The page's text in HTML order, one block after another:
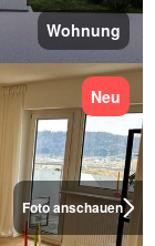
Wohnung
Foto anschauen
Neu